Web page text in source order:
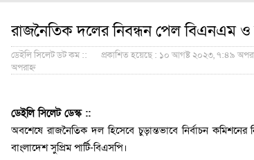
রাজনৈতিক দলের নিবন্ধন পেল বিএনএম
ডেইলি সিলেট ডট কম ::
প্রকাশিত হয়েছে : ১০ আগষ্ট ২০২৩, ৭:৪৯
অপরাহ্ন
ডেইলি সিলেট ডেস্ক ::
অবশেষে রাজনৈতিক দল হিসেবে চুড়ান্তভাবে নির্বাচন
বাংলাদেশ সুপ্রিম পার্টি-বিএসপি।